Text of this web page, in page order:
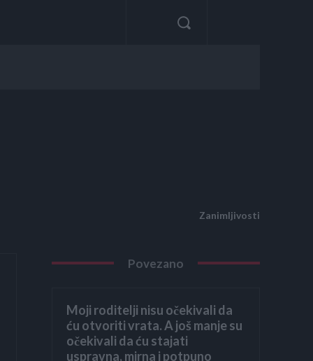
Zanimljivosti
Povezano
Moji roditelji nisu očekivali da
ću otvoriti vrata. A još manje su
očekivali da ću stajati
uspravna, mirna i potpuno